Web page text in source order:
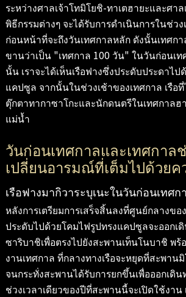
ระหว่างศาลเจ้าโทมิโยชิ-ทาเตฮายะและศา
พิธีกรรมต่างๆ จะได้รับการดำเนินการในช่ว
ก่อนหน้าที่จะถึงวันเทศกาลหลัก ดังนั้นเทศกา
ขานว่าเป็น "เทศกาล 100 วัน" ในวันก่อนเ
นั้น เราจะได้เห็นเรือฟางซึ่งประดับประดาไป
แคปซูล จากนั้นในช่วงเช้าของเทศกาล เรือ
ตุ๊กตาทากาซาโกะและนักดนตรีในเทศกาลฮ
แม่น้ำ
วันก่อนเทศกาลและเทศกาล
เปลี่ยนอารมณ์ที่เต็มไปด้วยค
เรือฟางมากิวาระบุเนะในวันก่อนเทศก
หลังการเตรียมการเสร็จสิ้นลงที่ศูนย์กลางขอ
ประดับไปด้วยโคมไฟรูปทรงแคปซูลจะออกเ
ซาริบาชิเพื่อตรงไปยังสะพานเท็นโนบาชิ พร้
งานเทศกาล ที่กลางทางเรือจะหยุดที่สะพาน
จนกระทั่งสะพานได้รับการยกขึ้นเพื่อออกเดิน
ช่วงเวลาเดียวของปีที่สะพานนี้จะเปิดใช้งาน